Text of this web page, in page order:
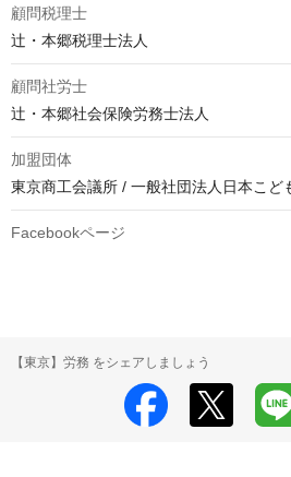
顧問税理士
辻・本郷税理士法人
顧問社労士
辻・本郷社会保険労務士法人
加盟団体
東京商工会議所 / 一般社団法人日本こど
Facebookページ
【東京】労務 をシェアしましょう